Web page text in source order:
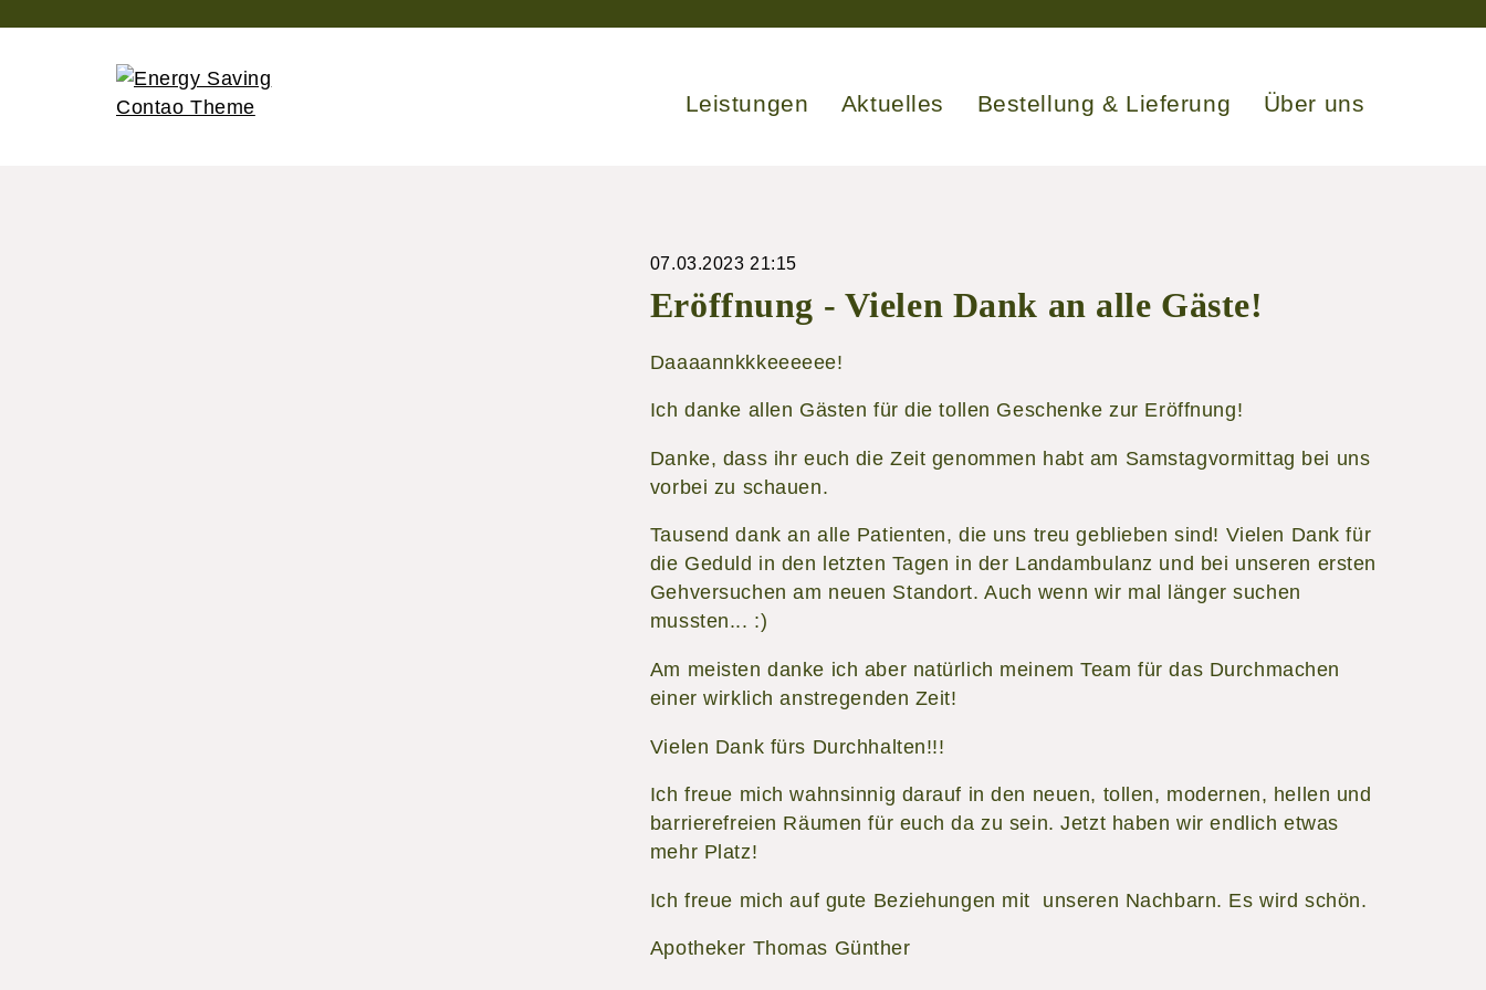
Leistungen Aktuelles Bestellung & Lieferung Über uns
07.03.2023 21:15
Eröffnung - Vielen Dank an alle Gäste!
Daaaannkkkeeeeee!
Ich danke allen Gästen für die tollen Geschenke zur Eröffnung!
Danke, dass ihr euch die Zeit genommen habt am Samstagvormittag bei uns
vorbei zu schauen.
Tausend dank an alle Patienten, die uns treu geblieben sind! Vielen Dank für
die Geduld in den letzten Tagen in der Landambulanz und bei unseren ersten
Gehversuchen am neuen Standort. Auch wenn wir mal länger suchen
mussten... :)
Am meisten danke ich aber natürlich meinem Team für das Durchmachen
einer wirklich anstregenden Zeit!
Vielen Dank fürs Durchhalten!!!
Ich freue mich wahnsinnig darauf in den neuen, tollen, modernen, hellen und
barrierefreien Räumen für euch da zu sein. Jetzt haben wir endlich etwas
mehr Platz!
Ich freue mich auf gute Beziehungen mit unseren Nachbarn. Es wird schön.
Apotheker Thomas Günther